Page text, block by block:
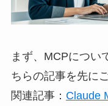
まず、MCPについ
ちらの記事を先に
関連記事： Claude